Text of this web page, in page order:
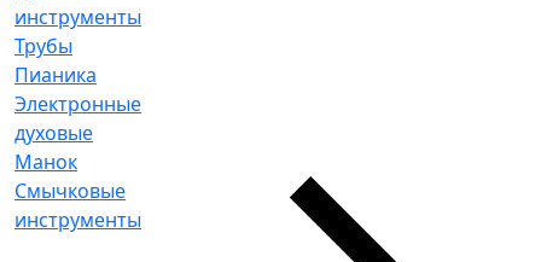
инструменты
Трубы
Пианика
Электронные
духовые
Манок
Смычковые
инструменты